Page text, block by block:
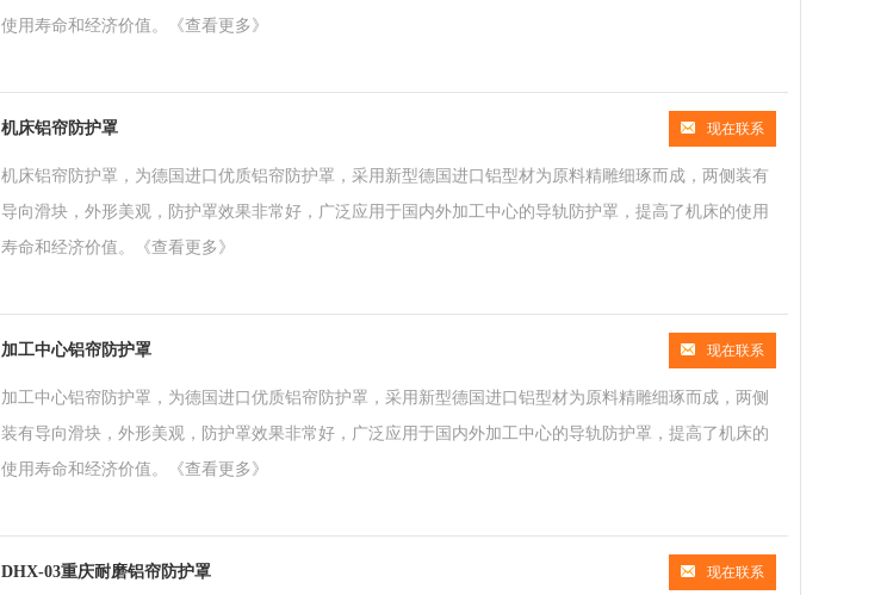
使用寿命和经济价值。
《查看更多》
现在联系
机床铝帘防护罩
机床铝帘防护罩，为德国进口优质铝帘防护罩，采用新型德国进口铝型材为原料精雕细琢而成，两侧装有
导向滑块，外形美观，防护罩效果非常好，广泛应用于国内外加工中心的导轨防护罩，提高了机床的使用
寿命和经济价值。
《查看更多》
现在联系
加工中心铝帘防护罩
加工中心铝帘防护罩，为德国进口优质铝帘防护罩，采用新型德国进口铝型材为原料精雕细琢而成，两侧
装有导向滑块，外形美观，防护罩效果非常好，广泛应用于国内外加工中心的导轨防护罩，提高了机床的
使用寿命和经济价值。
《查看更多》
现在联系
DHX-03重庆耐磨铝帘防护罩